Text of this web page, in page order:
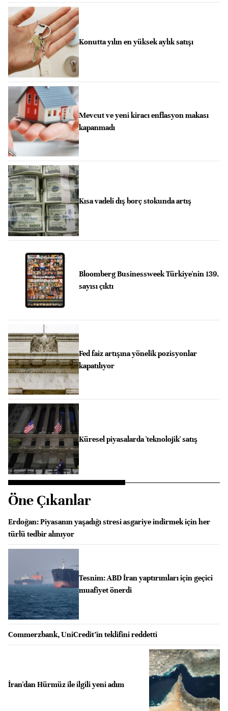
Konutta yılın en yüksek aylık satışı
Mevcut ve yeni kiracı enflasyon makası
kapanmadı
Kısa vadeli dış borç stokunda artış
Bloomberg Businessweek Türkiye'nin 139.
sayısı çıktı
Fed faiz artışına yönelik pozisyonlar
kapatılıyor
Küresel piyasalarda 'teknolojik' satış
Öne Çıkanlar
Erdoğan: Piyasanın yaşadığı stresi asgariye indirmek için her
türlü tedbir alınıyor
Tesnim: ABD İran yaptırımları için geçici
muafiyet önerdi
Commerzbank, UniCredit’in teklifini reddetti
İran'dan Hürmüz ile ilgili yeni adım